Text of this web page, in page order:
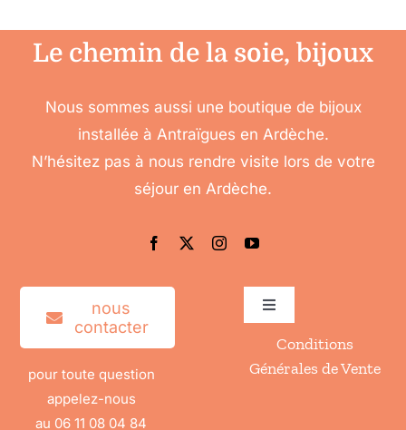
Le chemin de la soie, bijoux
Nous sommes aussi une boutique de bijoux
installée à Antraïgues en Ardèche.
N’hésitez pas à nous rendre visite lors de votre
séjour en Ardèche.
nous
contacter
pour toute question
appelez-nous
au 06 11 08 04 84
Toggle
Accéder à mon compte
Mes informations
Conditions
Générales de Vente